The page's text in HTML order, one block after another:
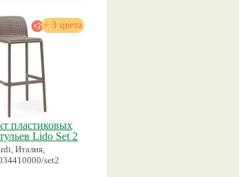
+ 3 цвета
пластиковых
Lido Set 2
Италия,
set2